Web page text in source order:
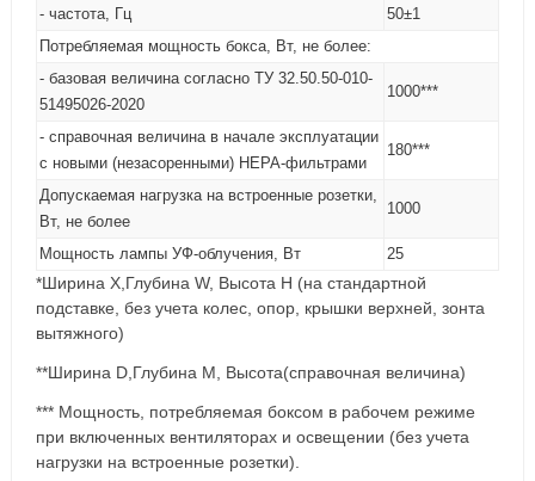
- частота, Гц
50±1
Потребляемая мощность бокса, Вт, не более:
- базовая величина согласно ТУ 32.50.50-010-
51495026-2020
1000***
- справочная величина в начале эксплуатации
с новыми (незасоренными) НЕРА-фильтрами
180***
Допускаемая нагрузка на встроенные розетки,
Вт, не более
1000
Мощность лампы УФ-облучения, Вт 25
*Ширина X,Глубина W, Высота Н (на стандартной
подставке, без учета колес, опор, крышки верхней, зонта
вытяжного)
**Ширина D,Глубина M, Высота(справочная величина)
*** Мощность, потребляемая боксом в рабочем режиме
при включенных вентиляторах и освещении (без учета
нагрузки на встроенные розетки).